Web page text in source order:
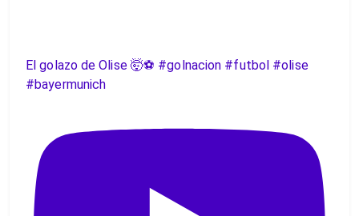
El golazo de Olise 🤯⚽️ #golnacion #futbol #olise
#bayermunich